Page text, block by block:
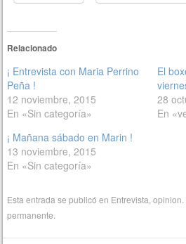
Relacionado
¡ Entrevista con Maria Perrino
Peña !
12 noviembre, 2015
En «Sin categoría»
El
28
En
¡ Mañana sábado en Marin !
13 noviembre, 2015
En «Sin categoría»
Esta entrada se publicó en Entrevista ,opinion
permanente